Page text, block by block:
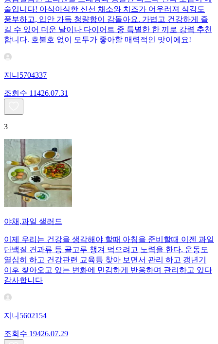
술입니다! 아삭아삭한 신선 채소와 치즈가 어우러져 식감도
풍부하고, 입안 가득 청량함이 감돌아요. 가볍고 건강하게 즐
길 수 있어 더운 날이나 다이어트 중 특별한 한 끼로 강력 추천
합니다. 호불호 없이 모두가 좋아할 매력적인 맛이에요!
지니5704337
조회수 11426.07.31
3
야채,과일 샐러드
이제 우리는 건강을 생각해야 할때 아침을 준비할때 이젠 과일
단백질 견과류 등 골고루 챙겨 먹으려고 노력을 한다. 운동도
열심히 하고 건강관련 교육등 찾아 보면서 관리 하고 갱년기
이후 찾아오고 있는 변화에 민감하게 반응하며 관리하고 있다
감사합니다
지니5602154
조회수 19426.07.29